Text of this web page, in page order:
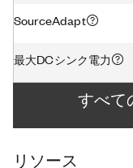
SourceAdapt
最大DCシンク電力
すべて
リソース